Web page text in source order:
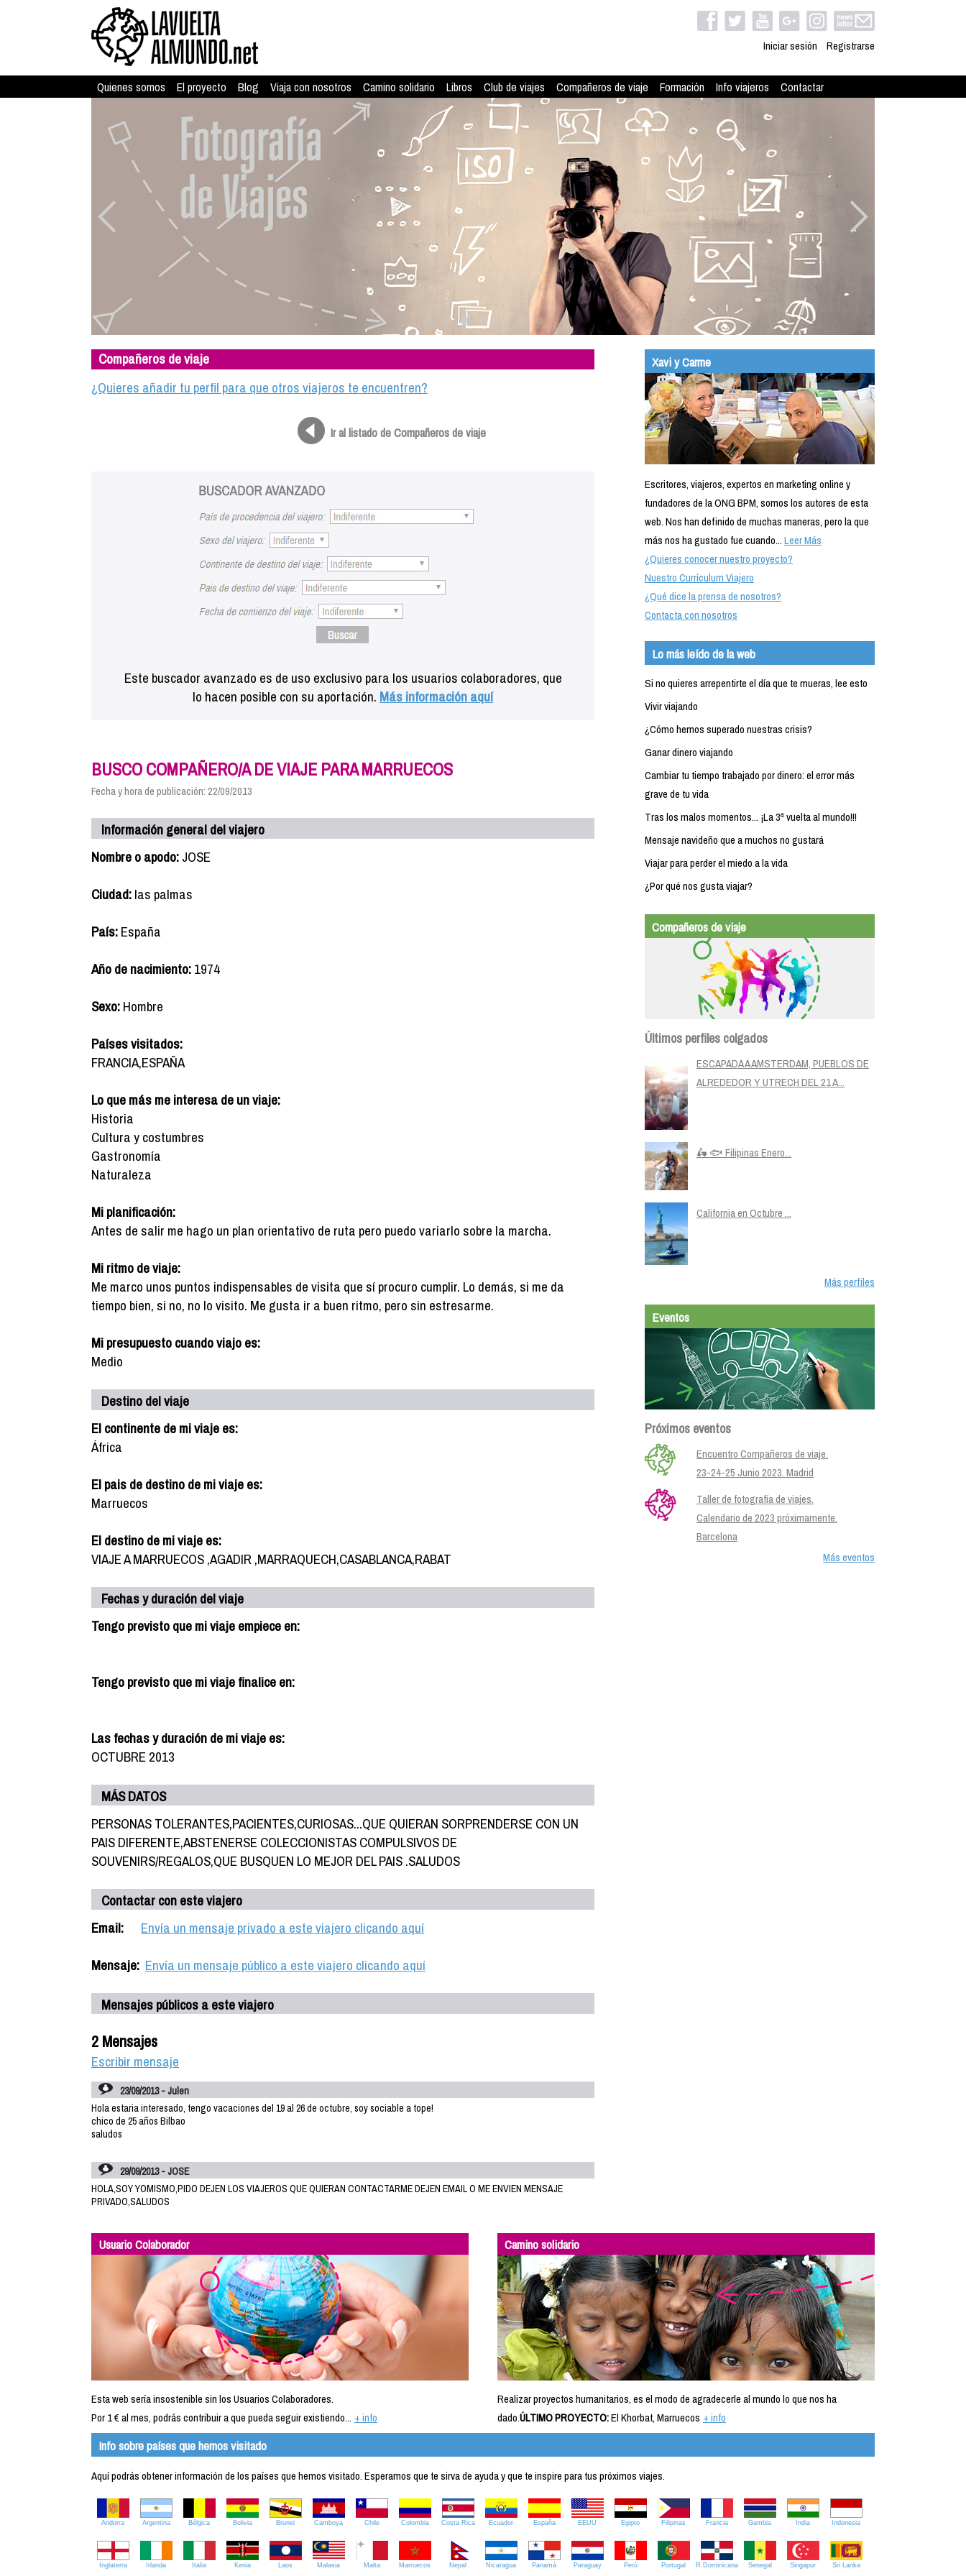
Iniciar sesión Registrarse
Quienes somos El proyecto Blog Viaja con nosotros Camino solidario Libros Club de viajes Compañeros de viaje Formación Info viajeros Contactar
Compañeros de viaje
¿Quieres añadir tu perfil para que otros viajeros te encuentren?
Ir al listado de Compañeros de viaje
Este buscador avanzado es de uso exclusivo para los usuarios colaboradores, que
lo hacen posible con su aportación. Más información aquí
BUSCO COMPAÑERO/A DE VIAJE PARA MARRUECOS
Fecha y hora de publicación: 22/09/2013
Información general del viajero
Nombre o apodo:JOSE
Ciudad:las palmas
País:España
Año de nacimiento:1974
Sexo:Hombre
Países visitados:
FRANCIA,ESPAÑA
Lo que más me interesa de un viaje:
Historia
Cultura y costumbres
Gastronomía
Naturaleza
Mi planificación:
Antes de salir me hago un plan orientativo de ruta pero puedo variarlo sobre la marcha.
Mi ritmo de viaje:
Me marco unos puntos indispensables de visita que sí procuro cumplir. Lo demás, si me da
tiempo bien, si no, no lo visito. Me gusta ir a buen ritmo, pero sin estresarme.
Mi presupuesto cuando viajo es:
Medio
Destino del viaje
El continente de mi viaje es:
África
El pais de destino de mi viaje es:
Marruecos
El destino de mi viaje es:
VIAJE A MARRUECOS ,AGADIR ,MARRAQUECH,CASABLANCA,RABAT
Fechas y duración del viaje
Tengo previsto que mi viaje empiece en:
Tengo previsto que mi viaje finalice en:
Las fechas y duración de mi viaje es:
OCTUBRE 2013
MÁS DATOS
PERSONAS TOLERANTES,PACIENTES,CURIOSAS...QUE QUIERAN SORPRENDERSE CON UN
PAIS DIFERENTE,ABSTENERSE COLECCIONISTAS COMPULSIVOS DE
SOUVENIRS/REGALOS,QUE BUSQUEN LO MEJOR DEL PAIS .SALUDOS
Contactar con este viajero
Email:
Envía un mensaje privado a este viajero clicando aquí
Mensaje: Envía un mensaje público a este viajero clicando aquí
Mensajes públicos a este viajero
2 Mensajes
Escribir mensaje
23/09/2013 - Julen
Hola estaria interesado, tengo vacaciones del 19 al 26 de octubre, soy sociable a tope!
chico de 25 años Bilbao
saludos
29/09/2013 - JOSE
HOLA,SOY YOMISMO,PIDO DEJEN LOS VIAJEROS QUE QUIERAN CONTACTARME DEJEN EMAIL O ME ENVIEN MENSAJE
PRIVADO,SALUDOS
Xavi y Carme
Escritores, viajeros, expertos en marketing online y
fundadores de la ONG BPM, somos los autores de esta
web. Nos han definido de muchas maneras, pero la que
más nos ha gustado fue cuando...Leer Más
¿Quieres conocer nuestro proyecto?
Nuestro Currículum Viajero
¿Qué dice la prensa de nosotros?
Contacta con nosotros
Lo más leído de la web
Si no quieres arrepentirte el día que te mueras, lee esto
Vivir viajando
¿Cómo hemos superado nuestras crisis?
Ganar dinero viajando
Cambiar tu tiempo trabajado por dinero: el error más
grave de tu vida
Tras los malos momentos... ¡La 3ª vuelta al mundo!!!
Mensaje navideño que a muchos no gustará
Viajar para perder el miedo a la vida
¿Por qué nos gusta viajar?
Compañeros de viaje
Últimos perfiles colgados
ESCAPADA A AMSTERDAM, PUEBLOS DE
ALREDEDOR Y UTRECH DEL 21 A...
🛵 🐟 Filipinas Enero...
California en Octubre ...
Más perfiles
Eventos
Próximos eventos
Encuentro Compañeros de viaje.
23-24-25 Junio 2023. Madrid
Taller de fotografía de viajes.
Calendario de 2023 próximamente.
Barcelona
Más eventos
Usuario Colaborador
Esta web sería insostenible sin los Usuarios Colaboradores.
Por 1 € al mes, podrás contribuir a que pueda seguir existiendo... + info
Camino solidario
Realizar proyectos humanitarios, es el modo de agradecerle al mundo lo que nos ha
dado.ÚLTIMO PROYECTO:El Khorbat, Marruecos + info
Info sobre países que hemos visitado
Aquí podrás obtener información de los países que hemos visitado. Esperamos que te sirva de ayuda y que te inspire para tus próximos viajes.
Andorra Argentina Bélgica Bolivia Brunei Camboya Chile Colombia Costa Rica Ecuador España EEUU Egipto Filipinas Francia Gambia India Indonesia
Inglaterra Irlanda Italia Kenia Laos Malasia Malta Marruecos Nepal Nicaragua Panamá Paraguay Perú Portugal R.Dominicana Senegal Singapur Sri Lanka